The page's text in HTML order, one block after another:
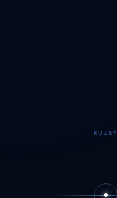
KUZEY